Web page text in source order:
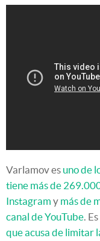
Varlamov es uno de
tiene más de
Instagram y más de
canal de YouTube.
que acusa de limitar